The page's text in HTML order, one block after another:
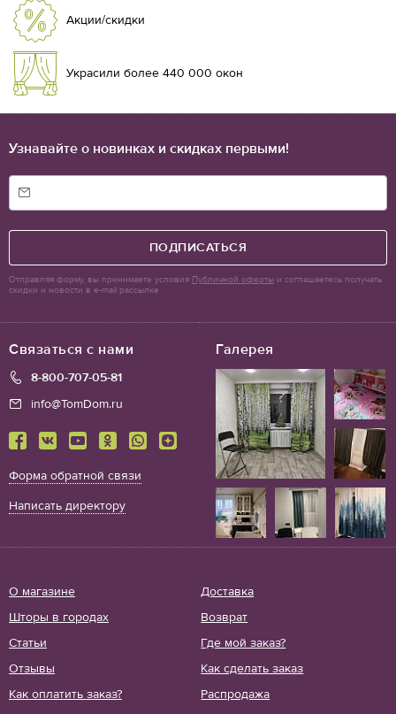
Акции/скидки
Украсили более 440 000 окон
Галерея
Связаться с нами
8-800-707-05-81
info@TomDom.ru
Форма обратной связи
Написать директору
О магазине
Доставка
Шторы в городах
Возврат
Статьи
Где мой заказ?
Отзывы
Как сделать заказ
Как оплатить заказ?
Распродажа
Узнавайте о новинках и скидках первыми!
ПОДПИСАТЬСЯ
Отправляя форму, вы принимаете условия Публичной оферты и соглашаетесь получать
скидки и новости в e-mail рассылке